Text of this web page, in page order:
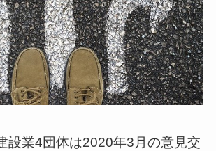
設業4団体は2020年3月の意見交